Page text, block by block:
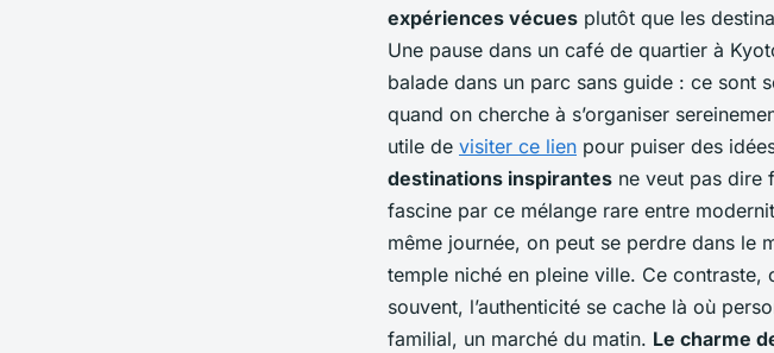
expériences vécues plutôt que les
Une pause dans un café de quartier à
balade dans un parc sans guide : ce sont
quand on cherche à s’organiser
utile de visiter ce lien pour puiser des
destinations inspirantes ne veut pas dire
fascine par ce mélange rare entre
même journée, on peut se perdre dans le
temple niché en pleine ville. Ce contraste,
souvent, l’authenticité se cache là où
familial, un marché du matin. Le charme